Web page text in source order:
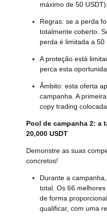
máximo de 50 USDT).
Regras: se a perda
totalmente coberto.
perda é limitada a 50
A proteção está
perca esta
Âmbito: esta oferta
campanha. A
copy trading
Pool de campanha 2: a
20,000 USDT
Demonstre as suas
concretos!
Durante a
total. Os 66
de forma
qualificar, com uma